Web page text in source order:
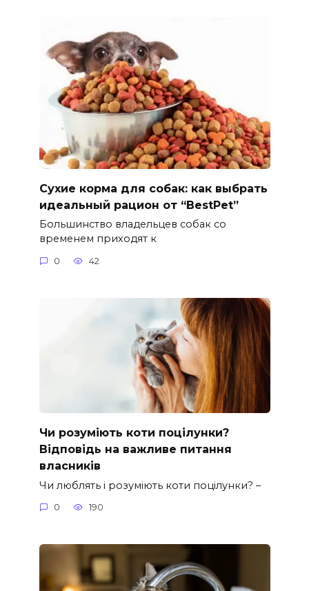
Сухие корма для собак: как выбрать
идеальный рацион от “BestPet”
Большинство владельцев собак со
временем приходят к
0 42
Чи розуміють коти поцілунки?
Відповідь на важливе питання
власників
Чи люблять і розуміють коти поцілунки? –
0 190